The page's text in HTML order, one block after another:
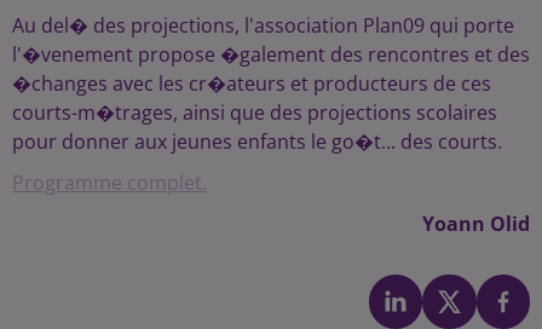
Au del� des projections, l'association Plan09 qui porte
l'�venement propose �galement des rencontres et des
�changes avec les cr�ateurs et producteurs de ces
courts-m�trages, ainsi que des projections scolaires
pour donner aux jeunes enfants le go�t... des courts.
Programme complet.
Yoann Olid